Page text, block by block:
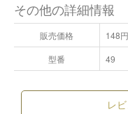
その他の詳細情報
販売価格
148
型番
49
レ